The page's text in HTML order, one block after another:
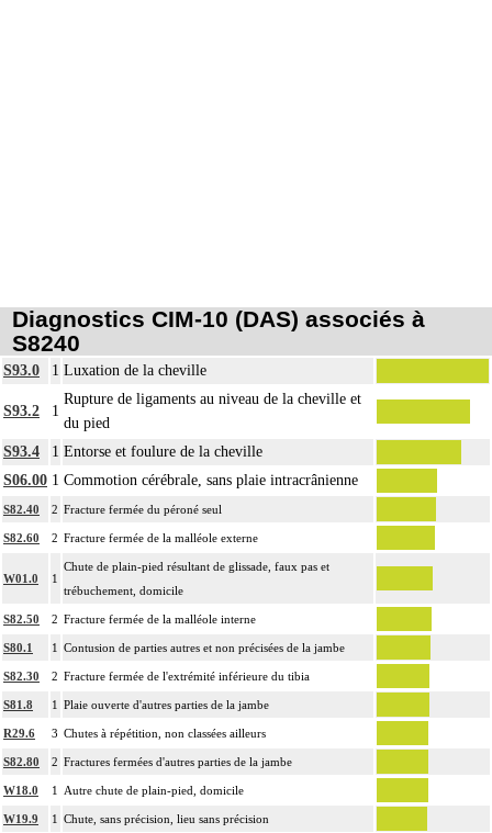
Diagnostics CIM-10 (DAS) associés à
S8240
S93.0 1 Luxation de la cheville
S93.2 1
Rupture de ligaments au niveau de la cheville et
du pied
S93.4
1 Entorse et foulure de la cheville
S06.00 1 Commotion cérébrale, sans plaie intracrânienne
S82.40 2 Fracture fermée du péroné seul
S82.60 2 Fracture fermée de la malléole externe
W01.0 1
Chute de plain-pied résultant de glissade, faux pas et
trébuchement, domicile
S82.50 2 Fracture fermée de la malléole interne
S80.1 1 Contusion de parties autres et non précisées de la jambe
S82.30 2 Fracture fermée de l'extrémité inférieure du tibia
S81.8 1 Plaie ouverte d'autres parties de la jambe
R29.6 3 Chutes à répétition, non classées ailleurs
S82.80 2 Fractures fermées d'autres parties de la jambe
W18.0 1 Autre chute de plain-pied, domicile
W19.9 1 Chute, sans précision, lieu sans précision